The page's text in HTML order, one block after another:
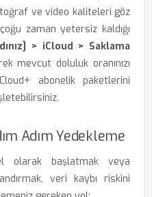
ve video kaliteleri göz
zaman yetersiz kaldığı
> iCloud > Saklama
mevcut doluluk oranınızı
abonelik paketlerini
Adım Yedekleme
olarak başlatmak veya
veri kaybı riskini